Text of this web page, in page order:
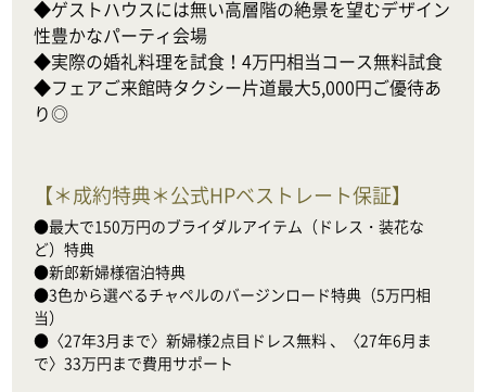
◆ゲストハウスには無い高層階の絶景を望むデザイン
性豊かなパーティ会場
◆実際の婚礼料理を試食！4万円相当コース無料試食
◆フェアご来館時タクシー片道最大5,000円ご優待あ
り◎
【＊成約特典＊公式HPベストレート保証】
●最大で150万円のブライダルアイテム（ドレス・装花な
ど）特典
●新郎新婦様宿泊特典
●3色から選べるチャペルのバージンロード特典（5万円相
当）
●〈27年3月まで〉新婦様2点目ドレス無料 、〈27年6月ま
で〉33万円まで費用サポート